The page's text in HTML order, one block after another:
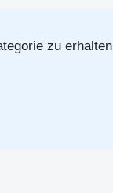
zu erhalten